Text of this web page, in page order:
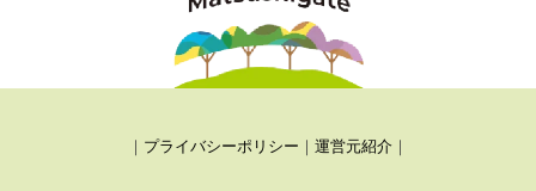
｜ プライバシーポリシー ｜ 運営元紹介 ｜